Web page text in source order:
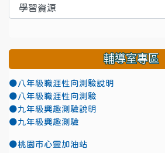
輔導室專區
●八年級職涯性向測驗說明
●八年級職涯性向測驗
●九年級興趣測驗說明
●九年級興趣測驗
●桃園市心靈加油站